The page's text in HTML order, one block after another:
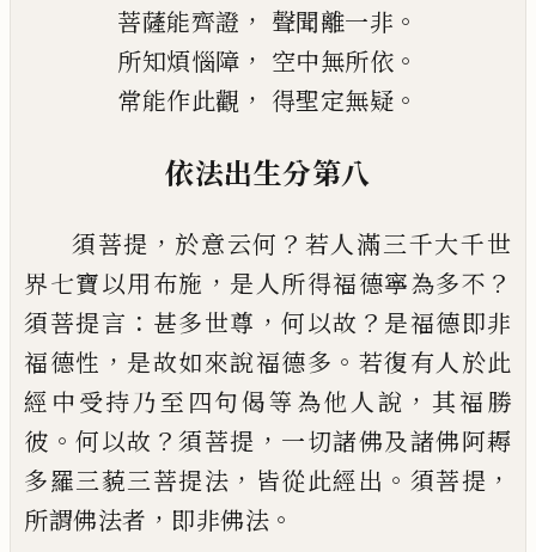
菩薩能齊證 ， 聲聞離一非 。
所知煩惱障 ， 空中無所依 。
常能作此觀 ， 得聖定無疑 。
依法出生分第八
須菩提 ， 於意云何 ？ 若人滿三千大千世
界七寶以用布施 ， 是人所得福德寧為多不 ？
須菩提言 ： 甚多世尊 ， 何以故 ？ 是福德即非
福德性 ， 是故如來說福德多 。 若復有人於此
經中受持乃至四句偈等為他 人說 ， 其福勝
彼 。 何以故 ？ 須菩提 ， 一切諸佛及諸佛阿耨
多羅三藐三菩提法 ， 皆從此經出 。 須菩提 ，
所謂佛法者 ， 即非佛法 。